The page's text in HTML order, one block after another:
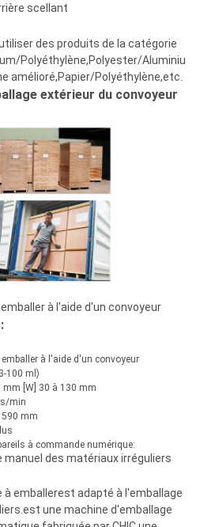
scellant
des produits de la catégorie
Polyéthylène,Polyester/Aluminiu
amélioré,Papier/Polyéthylène,etc.
extérieur du convoyeur
à l'aide d'un convoyeur
à l'aide d'un convoyeur
100 ml)
mm [W] 30 à 130 mm
min
mm
à commande numérique:
manuel des matériaux irréguliers
à emballerest adapté à l'emballage
est une machine d'emballage